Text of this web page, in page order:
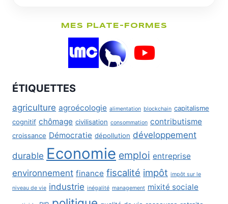
MES PLATE-FORMES
ÉTIQUETTES
agriculture agroécologie alimentation blockchain capitalisme
cognitif chômage civilisation consommation contributisme
croissance Démocratie dépollution développement
durable Economie emploi entreprise
environnement finance fiscalité impôt impôt sur le
niveau de vie industrie inégalité management mixité sociale